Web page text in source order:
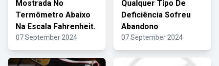
Mostrada No
Termômetro Abaixo
Na Escala Fahrenheit.
07 September 2024
Qualquer Tipo De
Deficiência Sofreu
Abandono
07 September 2024